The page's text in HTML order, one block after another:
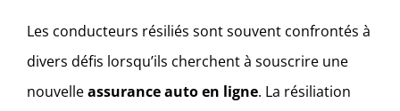
Les conducteurs résiliés sont souvent confrontés à
divers défis lorsqu’ils cherchent à souscrire une
nouvelleassurance auto en ligne. La résiliation